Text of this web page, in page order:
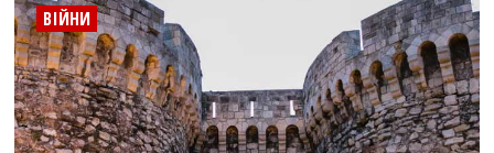
ВІЙНИ